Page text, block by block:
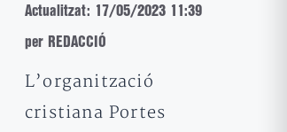
Actualitzat: 17/05/2023 11:39
per REDACCIÓ
L’organització
cristiana Portes